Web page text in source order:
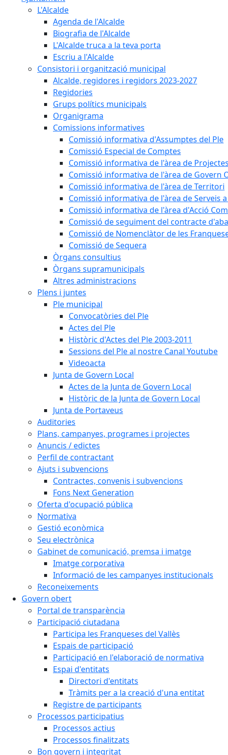
L'Alcalde
Agenda de l'Alcalde
Biografia de l'Alcalde
L'Alcalde truca a la teva porta
Escriu a l'Alcalde
Consistori i organització municipal
Alcalde, regidores i regidors 2023-2027
Regidories
Grups polítics municipals
Organigrama
Comissions informatives
Comissió informativa d'Assumptes del Ple
Comissió Especial de Comptes
Comissió informativa de l'àrea de
Comissió informativa de l'àrea de Govern
Comissió informativa de l'àrea de Territori
Comissió informativa de l'àrea de Serveis
Comissió informativa de l'àrea d'Acció
Comissió de seguiment del contracte
Comissió de Nomenclàtor de les
Comissió de Sequera
Òrgans consultius
Òrgans supramunicipals
Altres administracions
Plens i juntes
Ple municipal
Convocatòries del Ple
Actes del Ple
Històric d'Actes del Ple 2003-2011
Sessions del Ple al nostre Canal Youtube
Videoacta
Junta de Govern Local
Actes de la Junta de Govern Local
Històric de la Junta de Govern Local
Junta de Portaveus
Auditories
Plans, campanyes, programes i projectes
Anuncis / edictes
Perfil de contractant
Ajuts i subvencions
Contractes, convenis i subvencions
Fons Next Generation
Oferta d'ocupació pública
Normativa
Gestió econòmica
Seu electrònica
Gabinet de comunicació, premsa i imatge
Imatge corporativa
Informació de les campanyes institucionals
Reconeixements
Govern obert
Portal de transparència
Participació ciutadana
Participa les Franqueses del Vallès
Espais de participació
Participació en l'elaboració de normativa
Espai d'entitats
Directori d'entitats
Tràmits per a la creació d'una entitat
Registre de participants
Processos participatius
Processos actius
Processos finalitzats
Bon govern i integritat